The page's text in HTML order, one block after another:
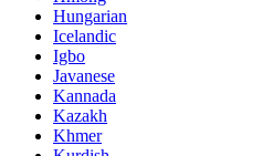
Hungarian
Icelandic
Igbo
Javanese
Kannada
Kazakh
Khmer